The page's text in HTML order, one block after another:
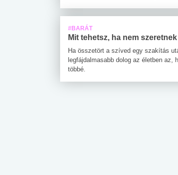
#BARÁT
Mit tehetsz, ha nem
Ha összetört a szíved egy szakítás
legfájdalmasabb dolog az életben
többé.